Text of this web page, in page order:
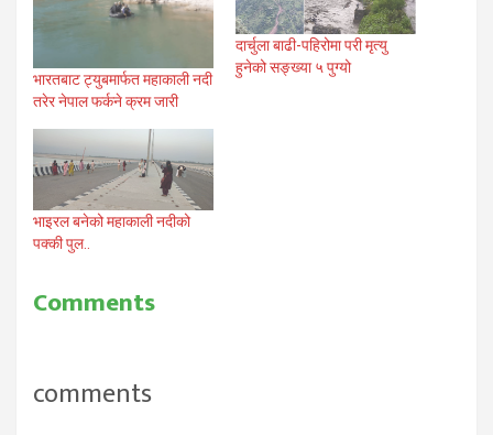
भारतबाट ट्युबमार्फत महाकाली नदी
तरेर नेपाल फर्कने क्रम जारी
दार्चुला बाढी-पहिरोमा परी मृत्यु
हुनेको सङ्ख्या ५ पुग्यो
भाइरल बनेको महाकाली नदीको
पक्की पुल..
Comments
comments